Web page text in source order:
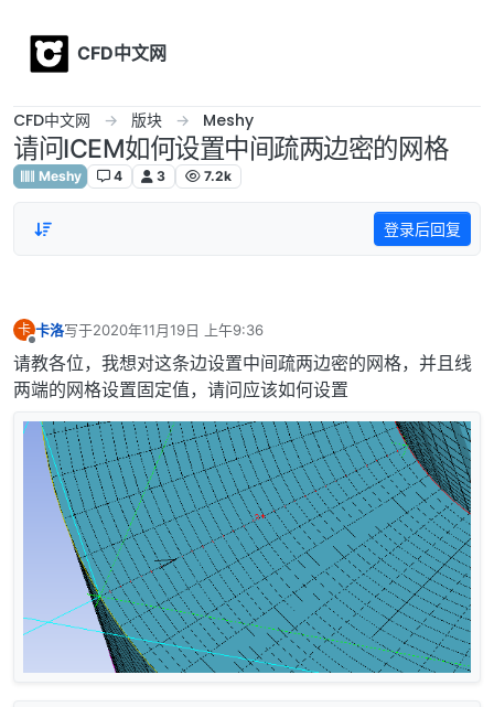
CFD中文网
CFD中文网 版块 Meshy
请问ICEM如何设置中间疏两边密的网格
Meshy 4 3 7.2k
登录后回复
卡
离线
卡洛写于2020年11月19日 上午9:36
最后由 编辑
请教各位，我想对这条边设置中间疏两边密的网格，并且线
两端的网格设置固定值，请问应该如何设置